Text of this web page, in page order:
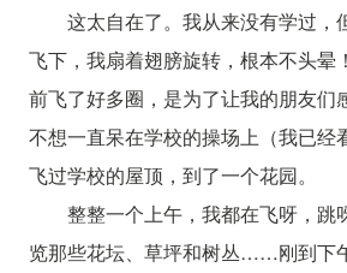
这太自在了。我从来没有学过，
飞下，我扇着翅膀旋转，根本不头晕
前飞了好多圈，是为了让我的朋友们
不想一直呆在学校的操场上（我已经
飞过学校的屋顶，到了一个花园。
整整一个上午，我都在飞呀，跳
览那些花坛、草坪和树丛……刚到下